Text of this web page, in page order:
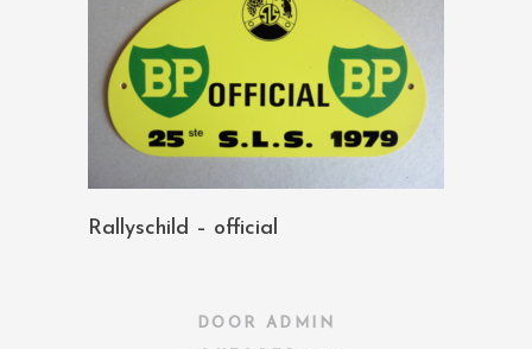
Rallyschild – official
DOOR ADMIN